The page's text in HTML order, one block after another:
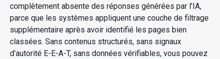
complètement absente des réponses générées par l’IA,
parce que les systèmes appliquent une couche de filtrage
supplémentaire après avoir identifié les pages bien
classées. Sans contenus structurés, sans signaux
d’autorité E-E-A-T, sans données vérifiables, vous pouvez